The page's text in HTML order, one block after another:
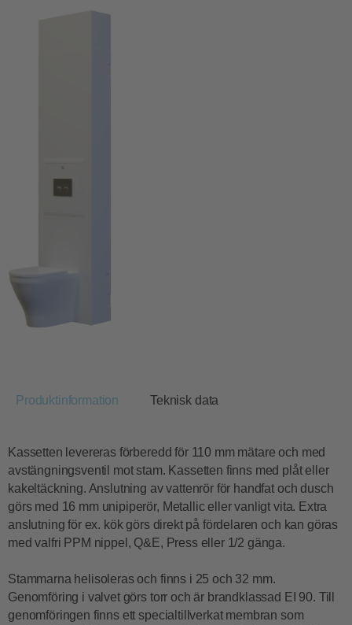
Produktinformation Teknisk data
Kassetten levereras förberedd för 110 mm mätare och med
avstängningsventil mot stam. Kassetten finns med plåt eller
kakeltäckning. Anslutning av vattenrör för handfat och dusch
görs med 16 mm unipiperör, Metallic eller vanligt vita. Extra
anslutning för ex. kök görs direkt på fördelaren och kan göras
med valfri PPM nippel, Q&E, Press eller 1/2 gänga.
Stammarna helisoleras och finns i 25 och 32 mm.
Genomföring i valvet görs torr och är brandklassad EI 90. Till
genomföringen finns ett specialtillverkat membran som